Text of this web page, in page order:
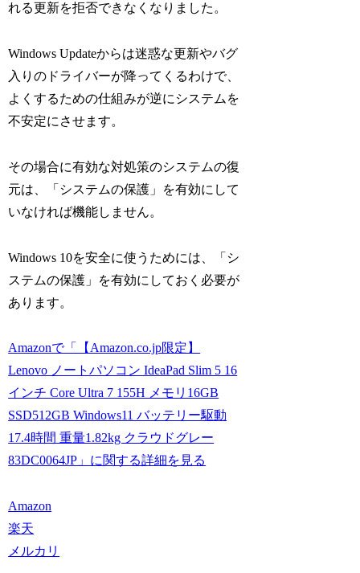
れる更新を拒否できなくなりました。
Windows Updateからは迷惑な更新やバグ
入りのドライバーが降ってくるわけで、
よくするための仕組みが逆にシステムを
不安定にさせます。
その場合に有効な対処策のシステムの復
元は、「システムの保護」を有効にして
いなければ機能しません。
Windows 10を安全に使うためには、「シ
ステムの保護」を有効にしておく必要が
あります。
Amazonで「【Amazon.co.jp限定】
Lenovo ノートパソコン IdeaPad Slim 5 16
インチ Core Ultra 7 155H メモリ16GB
SSD512GB Windows11 バッテリー駆動
17.4時間 重量1.82kg クラウドグレー
83DC0064JP」に関する詳細を見る
Amazon
楽天
メルカリ